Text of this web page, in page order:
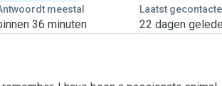
meestal
36 minuten
Laatst
22 dagen